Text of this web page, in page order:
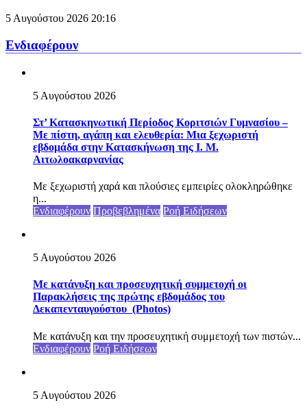
5 Αυγούστου 2026 20:16
Ενδιαφέρουν
5 Αυγούστου 2026
Στ’ Κατασκηνωτική Περίοδος Κοριτσιών Γυμνασίου –
Με πίστη, αγάπη και ελευθερία: Μια ξεχωριστή
εβδομάδα στην Κατασκήνωση της Ι. Μ.
Αιτωλοακαρνανίας
Με ξεχωριστή χαρά και πλούσιες εμπειρίες ολοκληρώθηκε
η...
Ενδιαφέρουν Προβεβλημένα Ροή Ειδήσεων
5 Αυγούστου 2026
Με κατάνυξη και προσευχητική συμμετοχή οι
Παρακλήσεις της πρώτης εβδομάδος του
Δεκαπενταυγούστου (Photos)
Με κατάνυξη και την προσευχητική συμμετοχή των πιστών...
Ενδιαφέρουν Ροή Ειδήσεων
5 Αυγούστου 2026